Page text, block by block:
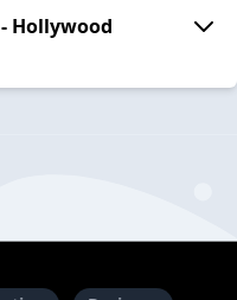
Hollywood